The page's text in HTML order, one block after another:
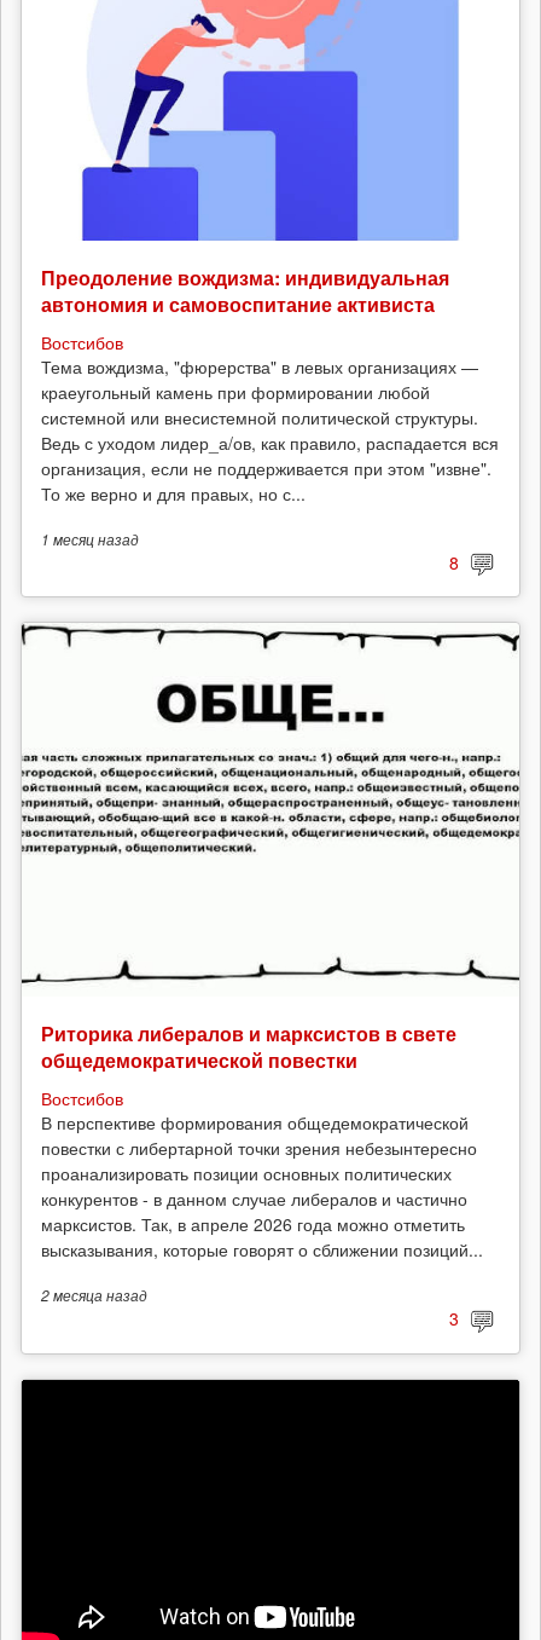
Преодоление вождизма: индивидуальная
автономия и самовоспитание активиста
Востсибов
Тема вождизма, "фюрерства" в левых организациях —
краеугольный камень при формировании любой
системной или внесистемной политической структуры.
Ведь с уходом лидер_а/ов, как правило, распадается вся
организация, если не поддерживается при этом "извне".
То же верно и для правых, но с...
1 месяцназад
8
Риторика либералов и марксистов в свете
общедемократической повестки
Востсибов
В перспективе формирования общедемократической
повестки с либертарной точки зрения небезынтересно
проанализировать позиции основных политических
конкурентов - в данном случае либералов и частично
марксистов. Так, в апреле 2026 года можно отметить
высказывания, которые говорят о сближении позиций...
2 месяцаназад
3